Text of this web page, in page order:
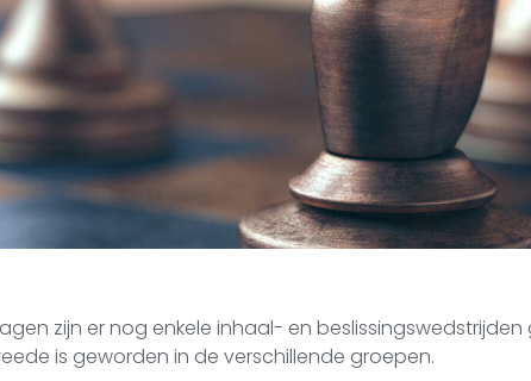
zijn er nog enkele inhaal- en
is geworden in de verschillende groepen.